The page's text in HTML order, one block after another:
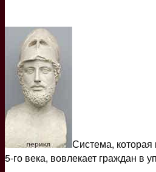
Система, которая
5-го века, вовлекает граждан в